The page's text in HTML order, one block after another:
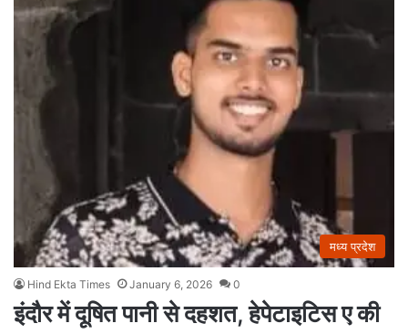
मध्य प्रदेश
Hind Ekta Times January 6, 2026 0
इंदौर में दूषित पानी से दहशत, हेपेटाइटिस ए की